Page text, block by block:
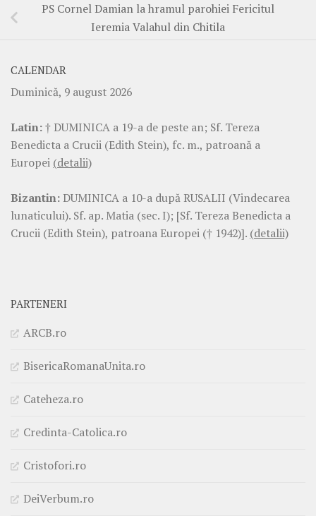
PS Cornel Damian la hramul parohiei Fericitul
Ieremia Valahul din Chitila
CALENDAR
Duminică, 9 august 2026
Latin:† DUMINICA a 19-a de peste an; Sf. Tereza
Benedicta a Crucii (Edith Stein), fc. m., patroană a
Europei (detalii)
Bizantin: DUMINICA a 10-a după RUSALII (Vindecarea
lunaticului). Sf. ap. Matia (sec. I); [Sf. Tereza Benedicta a
Crucii (Edith Stein), patroana Europei († 1942)]. (detalii)
PARTENERI
ARCB.ro
BisericaRomanaUnita.ro
Cateheza.ro
Credinta-Catolica.ro
Cristofori.ro
DeiVerbum.ro